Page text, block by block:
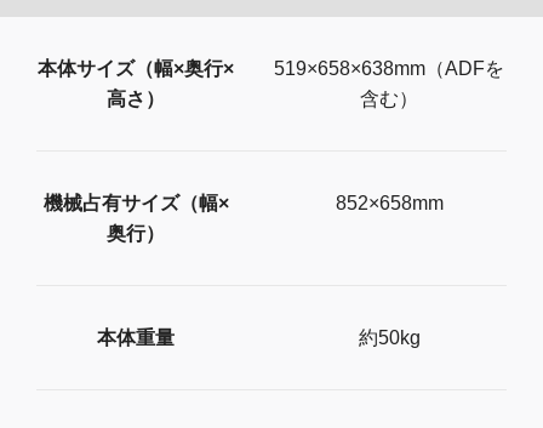
本体サイズ（幅×奥行×
高さ）
519×658×638mm（ADFを
含む）
機械占有サイズ（幅×
奥行）
852×658mm
本体重量 約50kg